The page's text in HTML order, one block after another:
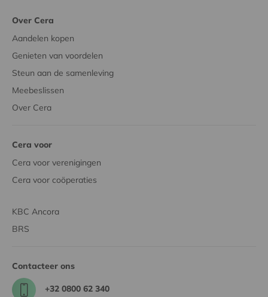
Over Cera
Aandelen kopen
Genieten van voordelen
Steun aan de samenleving
Meebeslissen
Over Cera
Cera voor
Cera voor verenigingen
Cera voor coöperaties
KBC Ancora
BRS
Contacteer ons
+32 0800 62 340